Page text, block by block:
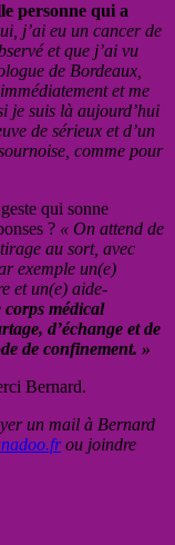
personne qui a
j’ai eu un cancer de
et que j’ai vu
de Bordeaux,
et me
je suis là aujourd’hui
de sérieux et d’un
comme pour
qui sonne
? « On attend de
au sort, avec
exemple un(e)
et un(e) aide-
médical
d’échange et de
de confinement. »
Bernard.
un mail à Bernard
ou joindre